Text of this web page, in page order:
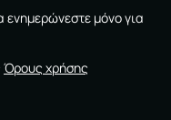
μόνο για
Όρους χρήσης